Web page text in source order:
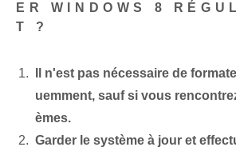
ER WINDOWS 8
T ?
Il n'est pas nécessaire de
uemment, sauf si vous
èmes.
Garder le système à jour et